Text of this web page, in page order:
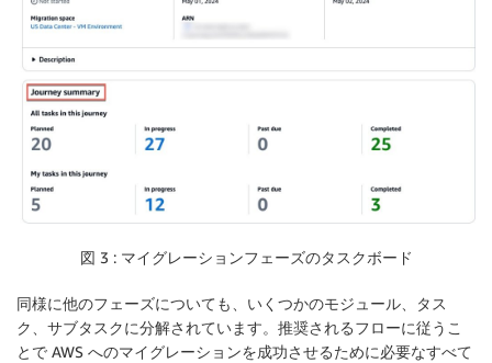
図 3 : マイグレーションフェーズのタスクボード
同様に他のフェーズについても、いくつかのモジュール、タス
ク、サブタスクに分解されています。推奨されるフローに従うこ
とで AWS へのマイグレーションを成功させるために必要なすべて